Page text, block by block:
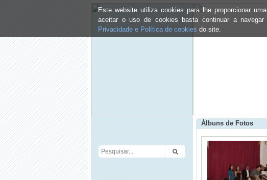
Este website utiliza cookies para lhe proporcionar
aceitar o uso de cookies basta continuar a
Privacidade e Política de cookies do site.
Álbuns de Fotos